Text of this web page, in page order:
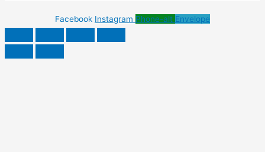
Facebook Instagram Phone-alt Envelope